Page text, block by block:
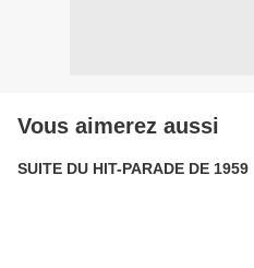
Vous aimerez aussi
SUITE DU HIT-PARADE DE 1959